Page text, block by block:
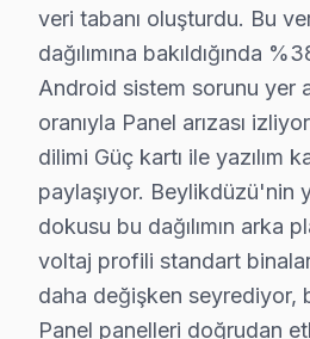
• Beylikdüzü servisimizde
• Beylikdüzü'de müşteri
• Sürekli eğitim ve teknoloji
TV'niz Beylikdüzü'da
Dijitsu TV'nizin Ömrünü
Dijitsu panel ürünlerinizden
TV uzun ömür için ipuçları:
• Beylikdüzü'de yılda 1-2
veri tabanı oluşturdu. Bu
dağılımına bakıldığında
Android sistem sorunu yer
oranıyla Panel arızası
dilimi Güç kartı ile yazılım
paylaşıyor. Beylikdüzü'nin
dokusu bu dağılımın arka
voltaj profili standart
daha değişken seyrediyor,
Panel panelleri doğrudan